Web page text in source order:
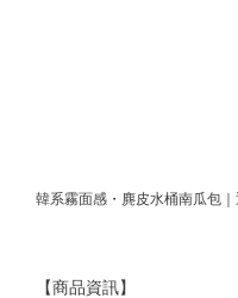
韓系霧面感・麂皮水桶南瓜包
【商品資訊】